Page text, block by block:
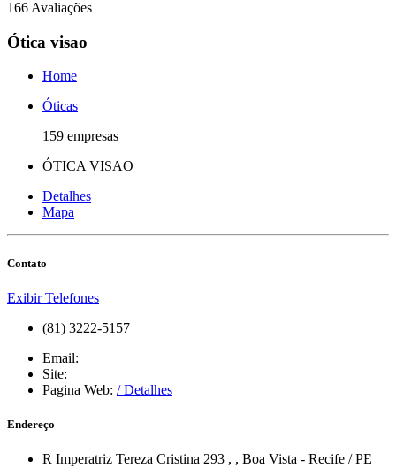
166 Avaliações
Ótica visao
Home
Óticas
159 empresas
ÓTICA VISAO
Detalhes
Mapa
Contato
Exibir Telefones
(81) 3222-5157
Email:
Site:
Pagina Web: / Detalhes
Endereço
R Imperatriz Tereza Cristina 293 , , Boa Vista - Recife /PE